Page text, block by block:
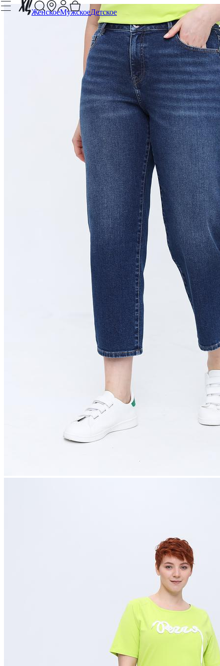
ЖенскоеМужскоеДетское